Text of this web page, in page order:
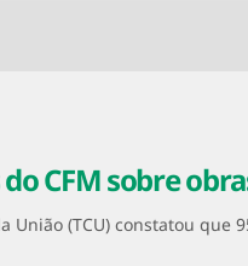
CFM sobre
(TCU) constatou que